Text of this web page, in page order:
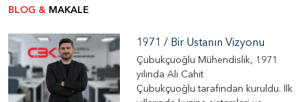
BLOG & MAKALE
1971 / Bir Ustanın Vizyonu
Çubukçuoğlu Mühendislik, 1971
yılında Ali Cahit
Çubukçuoğlu tarafından kuruldu. İlk